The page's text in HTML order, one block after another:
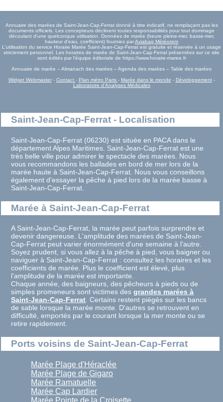
Annuaire des marées de Saint-Jean-Cap-Ferrat donné à titre indicatif, ne remplaçant pas les
documents officiels. Les concepteurs déclinent toutes responsabilités pour tout dommage
découlant d'une quelconque utilisation. Données de marée (heure pleine-mer, basse-mer,
hauteur d'eau, coefficient) fournies parAviabag Météorem
L'utilisation du service Horaire Marée Saint-Jean-Cap-Ferrat est gratuite et réservée à un usage
strictement personnel. Les horaires de marée de Saint-Jean-Cap-Ferrat présentées sur ce site
sont édités par l'équipe éditoriale de https://www.horaire-maree.fr
Annuaire de marée – Almanach des marées – Agenda des marées – Table des marées
Widget Webmaster- Contact - Plan métro Paris - Marée dans le monde - Développement-
Laboratoire d'Analyses Médicales
Saint-Jean-Cap-Ferrat - Localisation
Saint-Jean-Cap-Ferrat (06230) est située en PACA dans le
département Alpes Maritimes. Saint-Jean-Cap-Ferrat est une
très belle ville pour admirer le spectacle des marées. Nous
vous recommandons les ballades en bord de mer lors de la
marée haute à Saint-Jean-Cap-Ferrat. Nous vous conseillons
également d'essayer la pêche à pied lors de la marée basse à
Saint-Jean-Cap-Ferrat.
Marée à Saint-Jean-Cap-Ferrat
A Saint-Jean-Cap-Ferrat, la marée peut parfois surprendre et
devenir dangereuse. L'amplitude des marées de Saint-Jean-
Cap-Ferrat peut varier énormément d'une semaine à l'autre.
Soyez prudent, si vous allez à la pêche à pied, vous baigner ou
naviguer à Saint-Jean-Cap-Ferrat : consultez les horaires et les
coefficients de marée. Plus le coefficient est élevé, plus
l'amplitude de la marée est importante.
Chaque année, des baigneurs, des pêcheurs à pieds ou de
simples promeneurs sont victimes desgrandes marées à
Saint-Jean-Cap-Ferrat. Certains restent piégés sur les bancs
de sable lorsque la marée monte. D'autres se retrouvent en
difficulté, emportés par le courant lorsque la mer monte ou se
retire rapidement.
Ports voisins de Saint-Jean-Cap-Ferrat
Marée Plage d'Héraclée
Marée Plage de Gigaro
Marée Ramatuelle
Marée Cap Lardier
Marée Pointe de la Croisette